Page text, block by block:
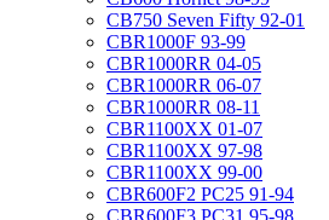
CB750 Seven Fifty 92-01
CBR1000F 93-99
CBR1000RR 04-05
CBR1000RR 06-07
CBR1000RR 08-11
CBR1100XX 01-07
CBR1100XX 97-98
CBR1100XX 99-00
CBR600F2 PC25 91-94